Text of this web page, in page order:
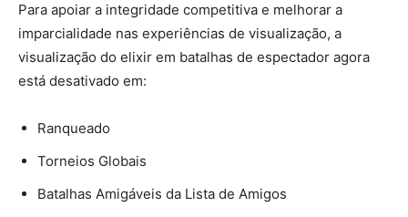
Para apoiar a integridade competitiva e melhorar a
imparcialidade nas experiências de visualização, a
visualização do elixir em batalhas de espectador agora
está desativado em:
Ranqueado
Torneios Globais
Batalhas Amigáveis ​​da Lista de Amigos